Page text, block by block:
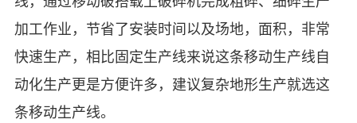
加工作业，节省了安装时间以及场地，面积，非常
快速生产，相比固定生产线来说这条移动生产线自
动化生产更是方便许多，建议复杂地形生产就选这
条移动生产线。